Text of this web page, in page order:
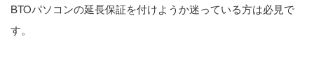
BTOパソコンの延長保証を付けようか迷っている方は必見で
す。